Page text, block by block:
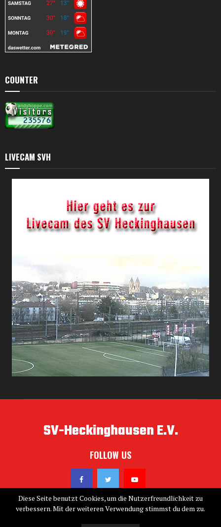
COUNTER
LIVECAM SVH
SV-Heckinghausen E.V.
FOLLOW US
Diese Seite benutzt Cookies, um die Nutzerfreundlichkeit zu
verbessern. Mit der weiteren Verwendung stimmst du dem zu.